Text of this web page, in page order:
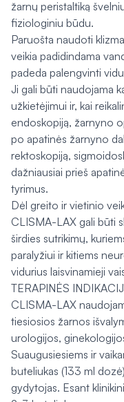
žarnų peristaltiką
fiziologiniu būdu.
Paruošta naudoti
veikia padidindama
padeda palengvinti
Ji gali būti naudojama
užkietėjimui ir, kai
endoskopiją, žarnyno
po apatinės žarnyno
rektoskopiją,
dažniausiai prieš
tyrimus.
Dėl greito ir vietinio
CLISMA-LAX gali būti
širdies sutrikimų,
paralyžiui ir kitiems
vidurius laisvinamieji
TERAPINĖS
CLISMA-LAX
tiesiosios žarnos
urologijos,
Suaugusiesiems ir
buteliukas (133 ml
gydytojas. Esant